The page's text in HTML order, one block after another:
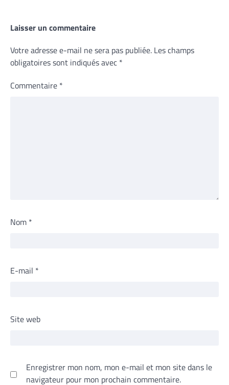
Laisser un commentaire
Votre adresse e-mail ne sera pas publiée. Les champs
obligatoires sont indiqués avec *
Commentaire *
Nom *
E-mail *
Site web
Enregistrer mon nom, mon e-mail et mon site dans le
navigateur pour mon prochain commentaire.